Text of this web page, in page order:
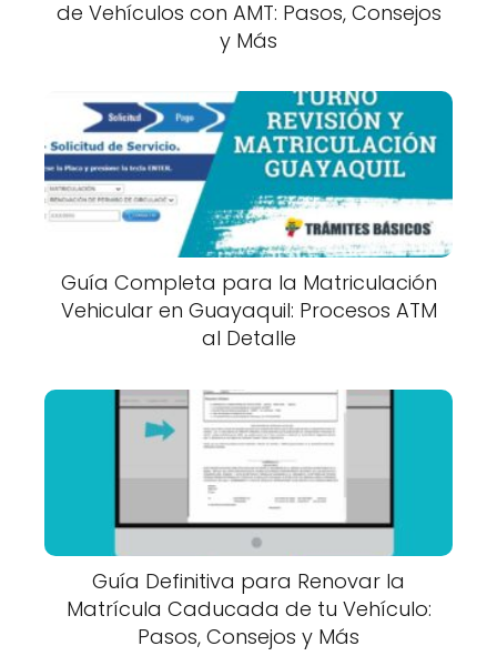
de Vehículos con AMT: Pasos, Consejos
y Más
Guía Completa para la Matriculación
Vehicular en Guayaquil: Procesos ATM
al Detalle
Guía Definitiva para Renovar la
Matrícula Caducada de tu Vehículo:
Pasos, Consejos y Más